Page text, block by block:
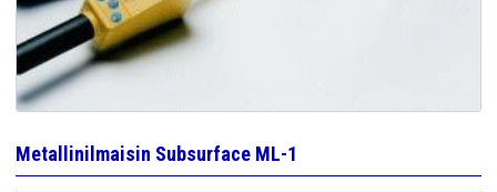
Metallinilmaisin Subsurface ML-1